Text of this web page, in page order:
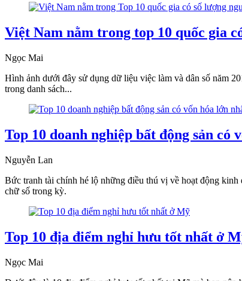
Việt Nam nằm trong top 10 quốc gia
Ngọc Mai
Hình ảnh dưới đây sử dụng dữ liệu việc làm và dân số năm
trong danh sách...
Top 10 doanh nghiệp bất động sản có
Nguyễn Lan
Bức tranh tài chính hé lộ những điều thú vị về hoạt động
chữ số trong kỳ.
Top 10 địa điểm nghỉ hưu tốt nhất ở
Ngọc Mai